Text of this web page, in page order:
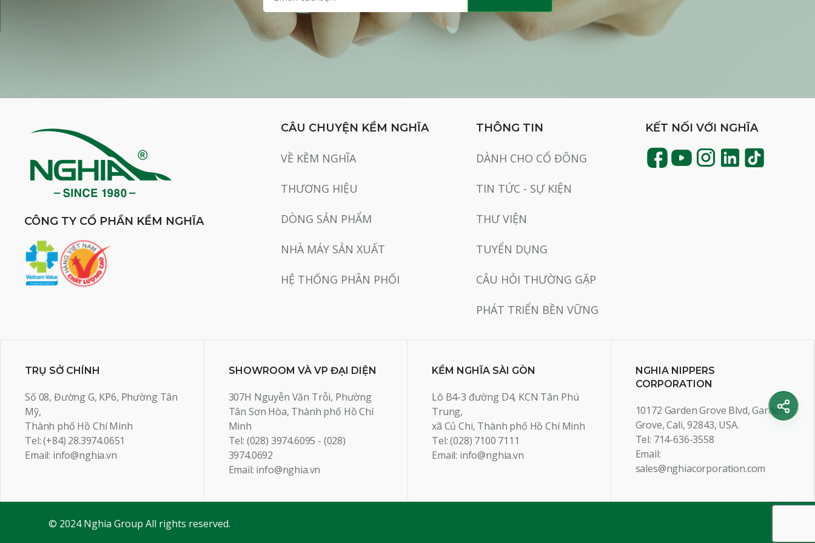
CÔNG TY CỔ PHẦN KỀM NGHĨA
CÂU CHUYỆN KỀM NGHĨA
VỀ KỀM NGHĨA
THƯƠNG HIỆU
DÒNG SẢN PHẨM
NHÀ MÁY SẢN XUẤT
HỆ THỐNG PHÂN PHỐI
THÔNG TIN
DÀNH CHO CỔ ĐÔNG
TIN TỨC - SỰ KIỆN
THƯ VIỆN
TUYỂN DỤNG
CÂU HỎI THƯỜNG GẶP
PHÁT TRIỂN BỀN VỮNG
KẾT NỐI VỚI NGHĨA
TRỤ SỞ CHÍNH
Số 08, Đường G, KP6, Phường Tân
Mỹ,
Thành phố Hồ Chí Minh
Tel: (+84) 28.3974.0651
Email: info@nghia.vn
SHOWROOM VÀ VP ĐẠI DIỆN
307H Nguyễn Văn Trỗi, Phường
Tân Sơn Hòa, Thành phố Hồ Chí
Minh
Tel: (028) 3974.6095 - (028)
3974.0692
Email: info@nghia.vn
KỀM NGHĨA SÀI GÒN
Lô B4-3 đường D4, KCN Tân Phú
Trung,
xã Củ Chi, Thành phố Hồ Chí Minh
Tel: (028) 7100 7111
Email: info@nghia.vn
NGHIA NIPPERS
CORPORATION
10172 Garden Grove Blvd, Garden
Grove, Cali, 92843, USA.
Tel: 714-636-3558
Email:
sales@nghiacorporation.com
© 2024 Nghia Group All rights reserved.